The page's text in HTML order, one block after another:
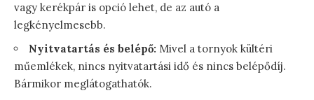
vagy kerékpár is opció lehet, de az autó a
legkényelmesebb.
Nyitvatartás és belépő: Mivel a tornyok kültéri
műemlékek, nincs nyitvatartási idő és nincs belépődíj.
Bármikor meglátogathatók.